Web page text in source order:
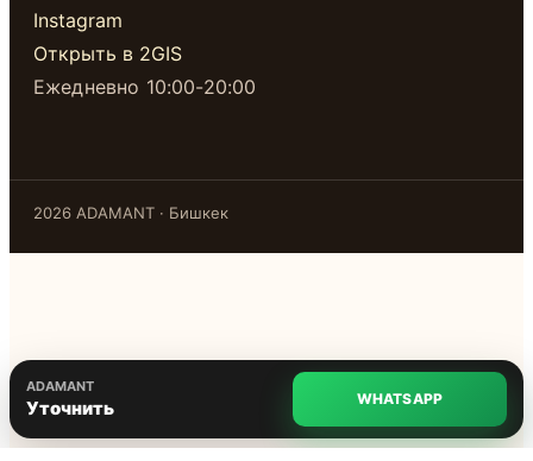
Instagram
Открыть в 2GIS
Ежедневно 10:00-20:00
2026 ADAMANT · Бишкек
ADAMANT
Уточнить WHATSAPP